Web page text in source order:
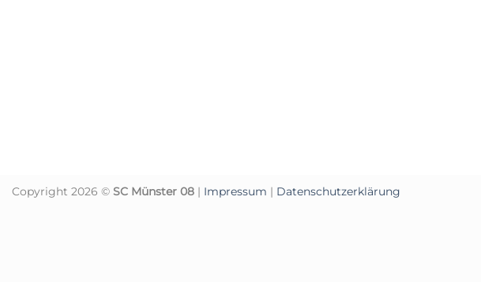
Copyright 2026 © SC Münster 08 | Impressum | Datenschutzerklärung